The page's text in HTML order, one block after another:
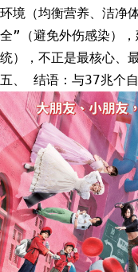
环境（均衡营养、洁净
全”（避免外伤感染）
统），不正是最核心、
五、 结语：与37兆个